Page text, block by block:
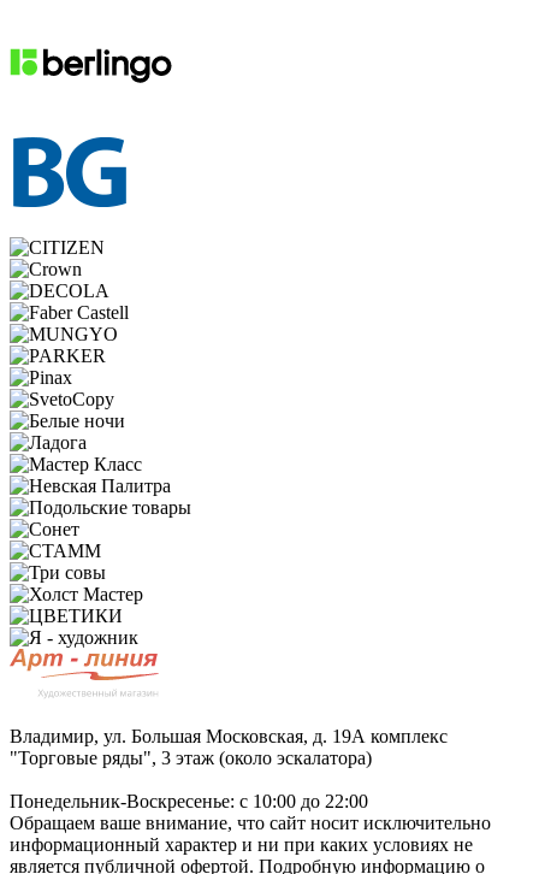
Владимир, ул. Большая Московская, д. 19А комплекс
"Торговые ряды", 3 этаж (около эскалатора)
Понедельник-Воскресенье: с 10:00 до 22:00
Обращаем ваше внимание, что сайт носит исключительно
информационный характер и ни при каких условиях не
является публичной офертой. Подробную информацию о